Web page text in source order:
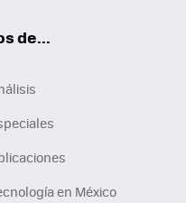
de...
en México